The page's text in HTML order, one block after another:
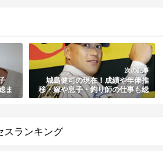
ま
次の記事
城島健司の現在！成績や年俸推
移・嫁や息子・釣り師の仕事も総
まとめ
スランキング